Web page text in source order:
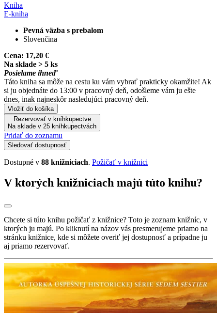
Kniha
E-kniha
Pevná väzba s prebalom
Slovenčina
Cena: 17,20 €
Na sklade > 5 ks
Posielame ihneď
Táto kniha sa môže na cestu ku vám vybrať prakticky okamžite! Ak
si ju objednáte do 13:00 v pracovný deň, odošleme vám ju ešte
dnes, inak najneskôr nasledujúci pracovný deň.
Vložiť do košíka
Rezervovať v kníhkupectve
Na sklade v 25 kníhkupectvách
Pridať do zoznamu
Sledovať dostupnosť
Dostupné v 88 knižniciach. Požičať v knižnici
V ktorých knižniciach majú túto knihu?
Chcete si túto knihu požičať z knižnice? Toto je zoznam knižníc, v
ktorých ju majú. Po kliknutí na názov vás presmerujeme priamo na
stránku knižnice, kde si môžete overiť jej dostupnosť a prípadne ju
aj priamo rezervovať.